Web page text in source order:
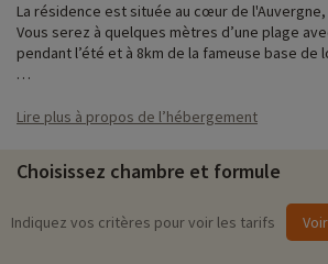
La résidence est située au cœur de
Vous serez à quelques mètres d’une plage
pendant l’été et à 8km de la fameuse base de
vue sur le lac, ce qui est idéal pour les familles
♥
réserver en ligne à tarif préférentiel
Lire plus à propos de l’hébergement
Choisissez chambre et formule
Indiquez vos critères pour voir les tarifs